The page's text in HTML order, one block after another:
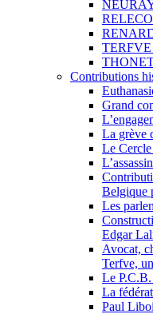
TERFVE
Contributions
Grand
La grève
Le Cercle
Belgique
Les
Edgar
Avocat,
Terfve,
Le
La
Paul